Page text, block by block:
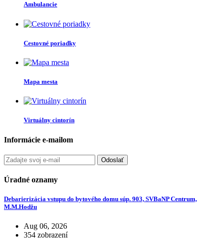
Ambulancie
Cestovné poriadky
Mapa mesta
Virtuálny cintorín
Informácie e-mailom
Odoslať
Úradné oznamy
Debarierizácia vstupu do bytového domu súp. 903, SVBaNP Centrum,
M.M.Hodžu
Aug 06, 2026
354 zobrazení